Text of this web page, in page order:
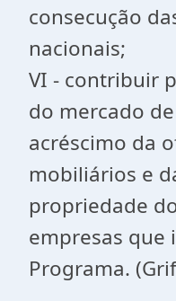
consecução
nacionais;
VI - contribuir
do mercado
acréscimo da
mobiliários e
propriedade
empresas que
Programa.